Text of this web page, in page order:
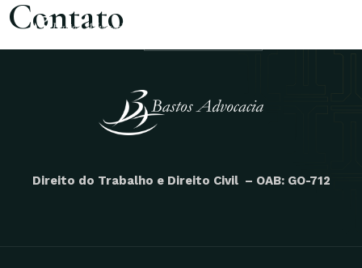
Contato
Direito do Trabalho e Direito Civil – OAB: GO-712